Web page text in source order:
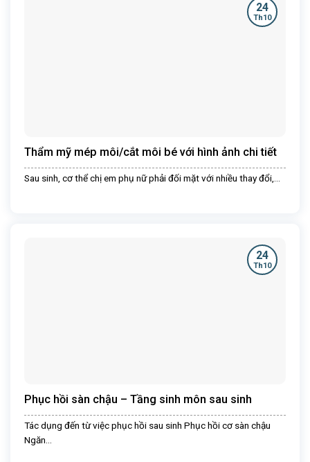
Thẩm mỹ mép môi/cắt môi bé với hình ảnh chi tiết
Sau sinh, cơ thể chị em phụ nữ phải đối mặt với nhiều thay đổi,...
24
Th10
Phục hồi sàn chậu – Tầng sinh môn sau sinh
Tác dụng đến từ việc phục hồi sau sinh Phục hồi cơ sàn chậu
Ngăn...
24
Th10